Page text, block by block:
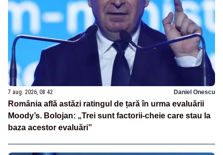
7 aug. 2026, 08:42 Daniel Onescu
România află astăzi ratingul de țară în urma evaluării
Moody’s. Bolojan: „Trei sunt factorii-cheie care stau la
baza acestor evaluări”